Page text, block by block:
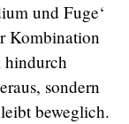
und Fuge‘
Kombination
hindurch
sondern
beweglich.